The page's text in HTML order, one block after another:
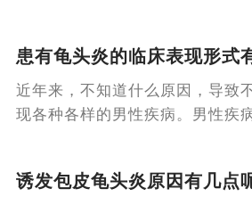
患有龟头炎的临床表现形式
近年来，不知道什么原因，导致
现各种各样的男性疾病。男性疾
诱发包皮龟头炎原因有几点